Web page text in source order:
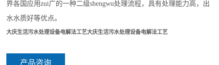
界各国应用zui广的一种二级shengwu处理流程，具有处理能力高，出
水水质好等优点。
大庆生活污水处理设备电解法工艺大庆生活污水处理设备电解法工艺
产品咨询